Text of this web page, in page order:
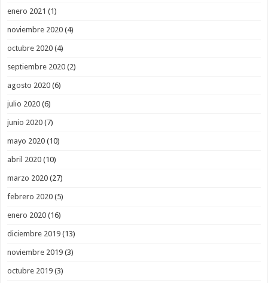
enero 2021 (1)
noviembre 2020 (4)
octubre 2020 (4)
septiembre 2020 (2)
agosto 2020 (6)
julio 2020 (6)
junio 2020 (7)
mayo 2020 (10)
abril 2020 (10)
marzo 2020 (27)
febrero 2020 (5)
enero 2020 (16)
diciembre 2019 (13)
noviembre 2019 (3)
octubre 2019 (3)